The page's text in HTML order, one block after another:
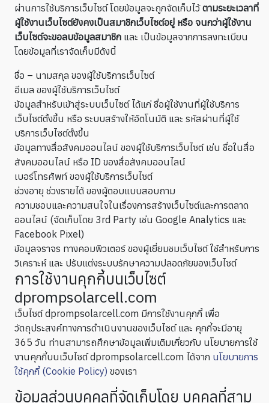
ผ่านการใช้บริการเว็บไซต์ โดยข้อมูลจะถูกจัดเก็บไว้ตามระยะเวลาที่
ผู้ใช้งานเว็บไซต์ยังคงเป็นสมาชิกเว็บไซต์อยู่ หรือ จนกว่าผู้ใช้งาน
เว็บไซต์จะขอลบข้อมูลสมาชิก และ เป็นข้อมูลจากการลงทะเบียน
โดยข้อมูลที่เราจัดเก็บมีดังนี้
ชื่อ – นามสกุล ของผู้ใช้บริการเว็บไซต์
อีเมล ของผู้ใช้บริการเว็บไซต์
ข้อมูลสำหรับเข้าสู่ระบบเว็บไซต์ ได้แก่ ชื่อผู้ใช้งานที่ผู้ใช้บริการ
เว็บไซต์ตั้งขึ้น หรือ ระบบสร้างให้อัตโนมัติ และ รหัสผ่านที่ผู้ใช้
บริการเว็บไซต์ตั้งขึ้น
ข้อมูลทางสื่อสังคมออนไลน์ ของผู้ใช้บริการเว็บไซต์ เช่น ชื่อในสื่อ
สังคมออนไลน์ หรือ ID ของสื่อสังคมออนไลน์
เบอร์โทรศัพท์ ของผู้ใช้บริการเว็บไซต์
ช่วงอายุ ช่วงรายได้ ของผู้ตอบแบบสอบถาม
ความชอบและความสนใจในเรื่องการสร้างเว็บไซต์และการตลาด
ออนไลน์ (จัดเก็บโดย 3rd Party เช่น Google Analytics และ
Facebook Pixel)
ข้อมูลจราจร ทางคอมพิวเตอร์ ของผู้เยี่ยมชมเว็บไซต์ ใช้สำหรับการ
วิเคราะห์ และ ปรับแต่งระบบรักษาความปลอดภัยของเว็บไซต์
การใช้งานคุกกี้บนเว็บไซต์
dprompsolarcell.com
เว็บไซต์ dprompsolarcell.com มีการใช้งานคุกกี้ เพื่อ
วัตถุประสงค์ทางการดำเนินงานของเว็บไซต์ และ คุกกี้จะมีอายุ
365 วัน ท่านสามารถศึกษาข้อมูลเพิ่มเติมเกี่ยวกับ นโยบายการใช้
งานคุกกี้บนเว็บไซต์ dprompsolarcell.com ได้จาก นโยบายการ
ใช้คุกกี้ (Cookie Policy) ของเรา
ข้อมูลส่วนบุคคลที่จัดเก็บโดย บุคคลที่สาม